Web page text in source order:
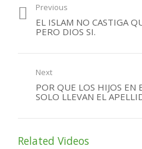
perder el paraíso?
Previous
EL ISLAM NO CASTIGA
PERO DIOS SI.
Next
POR QUE LOS HIJOS EN
SOLO LLEVAN EL
Related Videos